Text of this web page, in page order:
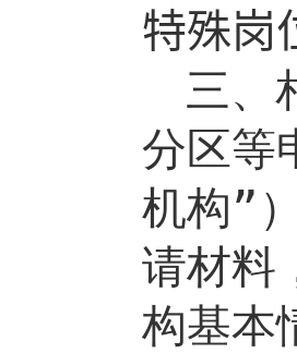
特殊岗
三、
分区等
机构”
请材料
构基本